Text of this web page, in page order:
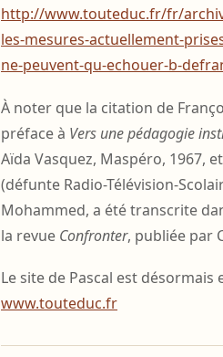
http://www.touteduc.fr/fr/
les-mesures-actuellement-
ne-peuvent-qu-echouer-b-
À noter que la citation de
préface à Vers une pédagogie
Aïda Vasquez, Maspéro, 1967,
(défunte Radio-Télévision-
Mohammed, a été transcrite
la revue Confronter, publiée par
Le site de Pascal est désormais
www.touteduc.fr